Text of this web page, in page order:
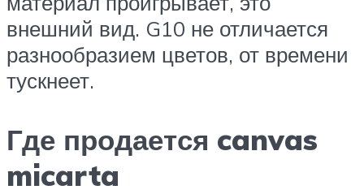
внешний вид. G10 не отличается
разнообразием цветов, от времени
тускнеет.
Где продается canvas
micarta